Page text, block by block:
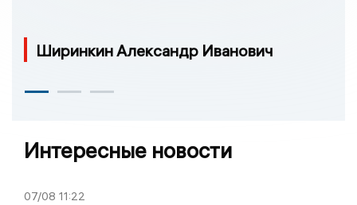
Ширинкин Александр Иванович
Интересные новости
07/08 11:22